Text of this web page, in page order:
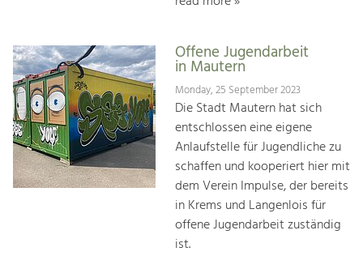
Offene Jugendarbeit
in Mautern
Monday, 25 September 2023
Die Stadt Mautern hat sich
entschlossen eine eigene
Anlaufstelle für Jugendliche zu
schaffen und kooperiert hier mit
dem Verein Impulse, der bereits
in Krems und Langenlois für
offene Jugendarbeit zuständig
ist.